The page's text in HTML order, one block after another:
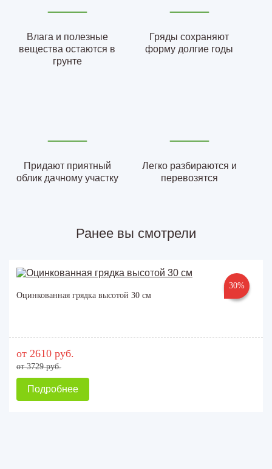
Влага и полезные
вещества остаются в
грунте
Гряды сохраняют
форму долгие годы
Придают приятный
облик дачному участку
Легко разбираются и
перевозятся
Ранее вы смотрели
30%
Оцинкованная грядка высотой 30 см
от 2610 руб.
от 3729 руб.
Подробнее